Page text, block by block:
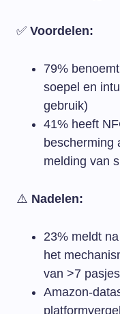
✅ Voordelen:
79%
soepel en
gebruik)
41% heeft
bescherming
melding van
⚠️ Nadelen:
23% meldt
het
van >7 pasjes
Amazon-